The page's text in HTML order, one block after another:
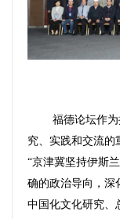
福德论坛作
究、实践和交流的
“京津冀坚持伊斯
确的政治导向，深
中国化文化研究、